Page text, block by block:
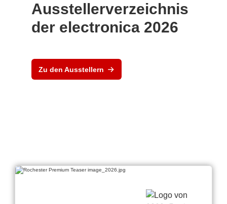
Ausstellerverzeichnis
der electronica 2026
Zu den Ausstellern